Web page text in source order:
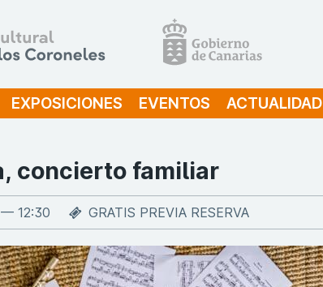
EXPOSICIONES EVENTOS ACTUALIDAD
concierto familiar
12:30 GRATIS PREVIA RESERVA